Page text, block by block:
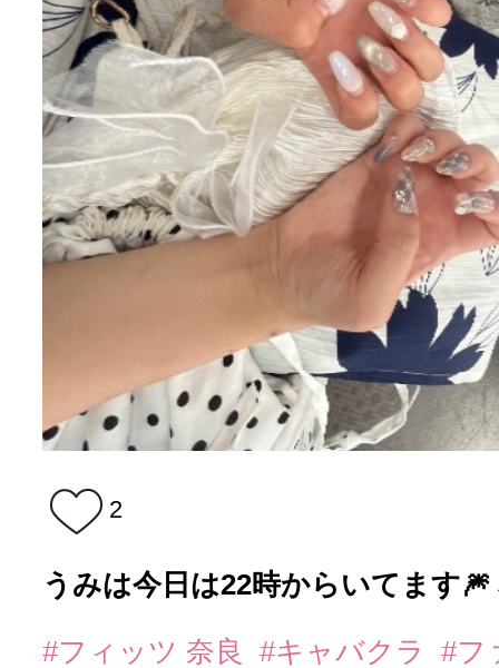
2
うみは今日は22時からいてます
#フィッツ 奈良 #キャバクラ
#フ